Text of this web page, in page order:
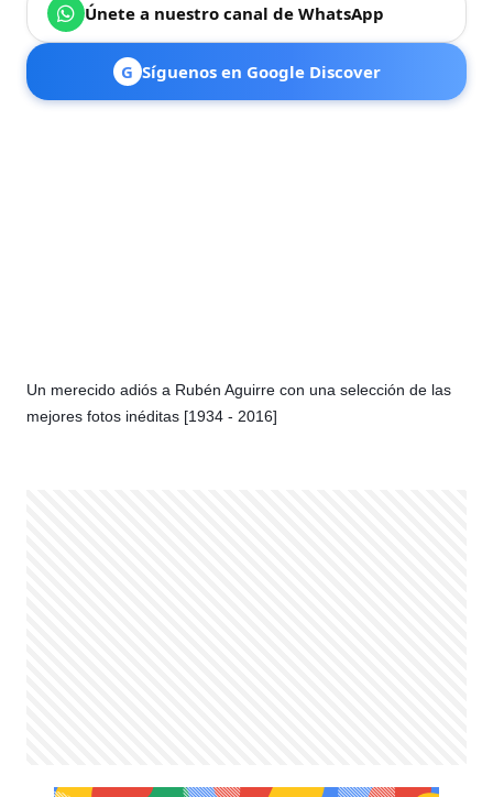
Únete a nuestro canal de WhatsApp
G Síguenos en Google Discover
Un merecido adiós a Rubén Aguirre con una selección de las
mejores fotos inéditas [1934 - 2016]